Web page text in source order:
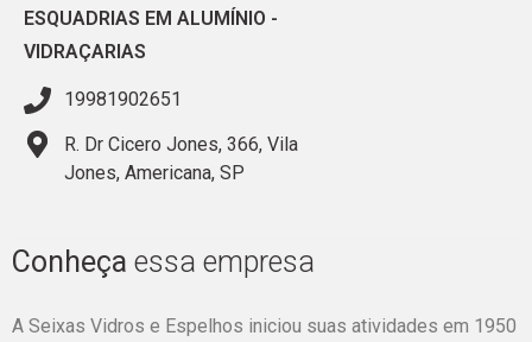
ESQUADRIAS EM ALUMÍNIO -
VIDRAÇARIAS
19981902651
R. Dr Cicero Jones, 366, Vila
Jones, Americana, SP
Conheça essa empresa
A Seixas Vidros e Espelhos iniciou suas atividades em 1950